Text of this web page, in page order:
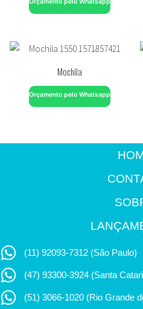
Mochila
Orçamento pelo Whatsapp
(11) 92093-7312 (São Paulo)
(47) 93300-3924 (Santa
(51) 3066-1020 (Rio Grande